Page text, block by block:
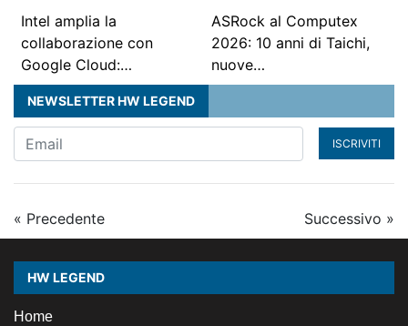
Intel amplia la
collaborazione con
Google Cloud:…
ASRock al Computex
2026: 10 anni di Taichi,
nuove…
NEWSLETTER HW LEGEND
ISCRIVITI
« Precedente Successivo »
HW LEGEND
Home